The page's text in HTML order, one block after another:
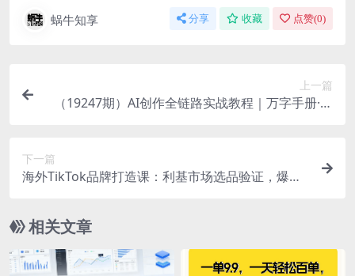
蜗牛知享 分享 收藏 点赞(0)
上一篇
（19247期）AI创作全链路实战教程｜万字手册·提
下一篇
海外TikTok品牌打造课：利基市场选品验证，爆款
相关文章